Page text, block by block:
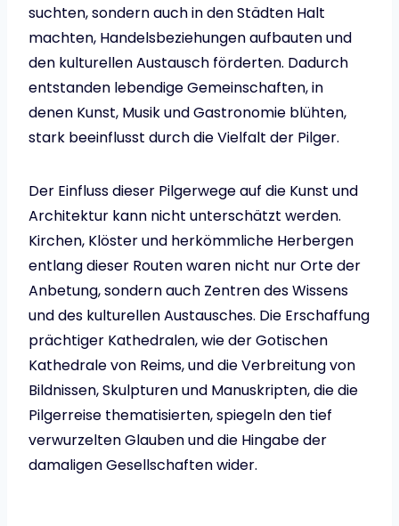
suchten, sondern auch in den Städten Halt
machten, Handelsbeziehungen aufbauten und
den kulturellen Austausch förderten. Dadurch
entstanden lebendige Gemeinschaften, in
denen Kunst, Musik und Gastronomie blühten,
stark beeinflusst durch die Vielfalt der Pilger.
Der Einfluss dieser Pilgerwege auf die Kunst und
Architektur kann nicht unterschätzt werden.
Kirchen, Klöster und herkömmliche Herbergen
entlang dieser Routen waren nicht nur Orte der
Anbetung, sondern auch Zentren des Wissens
und des kulturellen Austausches. Die Erschaffung
prächtiger Kathedralen, wie der Gotischen
Kathedrale von Reims, und die Verbreitung von
Bildnissen, Skulpturen und Manuskripten, die die
Pilgerreise thematisierten, spiegeln den tief
verwurzelten Glauben und die Hingabe der
damaligen Gesellschaften wider.